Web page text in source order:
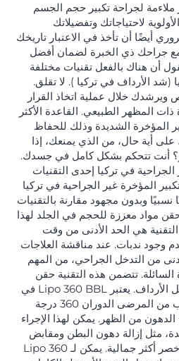
ملاءمة لجراحة تكبير حجم الجسم
لاحتياجاتك وتفضيلاتك
أيضًا أن تأخذ في الاعتبار تاريخك
جراحك ذي الخبرة لضمان أفضل
أن هناك بالفعل تقنيات مختلفة
(شد الأرداف في تركيا ). لا تقلق.
خلال عملية اتخاذ القرار
المظهر الطبيعي. القاعدة الأكثر
المؤخرة الشديدة وذلك للحفاظ
أية حال، من الذي يمنعك، إذا
أنت تتحكم بشكل كامل في جسدك.
في تركيا إحدى التقنيات
المؤخرة غير الجراحية في تركيا
نسبيًا وبدون مجهود مقارنة بالتقنيات
مواد معززة للحجم في الجلد لهذا
التقنية هي الحد الأدنى من وقت
وجود ندبات. عند مناقشة العلاجات
من التدخل الجراحي، من المهم
السائلة. تتضمن هذه التقنية حقن
حشو دقيق لتعزيز حجم وشكل الأرداف. يعتبر Lipo 360 BBL في
تركيا إجراءً أكثر شمولاً يتطلب من المرضى الدوران 360 درجة
الدهون من الظهر. يمكن لهذا الإجراء
مثل إزالة دهون البطن ومقابض
الحب، للحصول على محيط خصر أكثر جمالية. يمكن لـ Lipo 360